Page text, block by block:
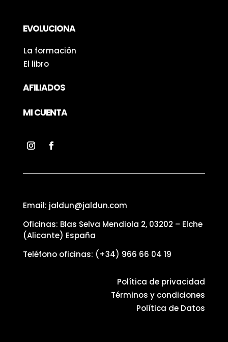
EVOLUCIONA
La formación
El libro
AFILIADOS
MI CUENTA
Email: jaldun@jaldun.com
Oficinas: Blas Selva Mendiola 2, 03202 – Elche
(Alicante) España
Teléfono oficinas: (+34) 966 66 04 19
Política de privacidad
Términos y condiciones
Política de Datos